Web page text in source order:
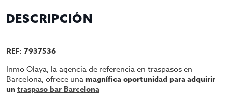
DESCRIPCIÓN
REF: 7937536
Inmo Olaya, la agencia de referencia en traspasos en
Barcelona, ofrece una magnífica oportunidad para adquirir
un traspaso bar Barcelona